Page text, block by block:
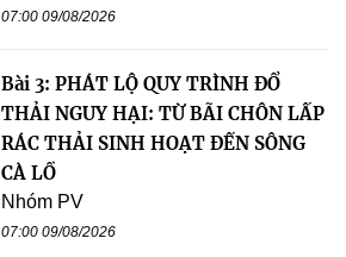
07:00 09/08/2026
Bài 3: PHÁT LỘ QUY TRÌNH ĐỔ
THẢI NGUY HẠI: TỪ BÃI CHÔN LẤP
RÁC THẢI SINH HOẠT ĐẾN SÔNG
CÀ LỒ
Nhóm PV
07:00 09/08/2026